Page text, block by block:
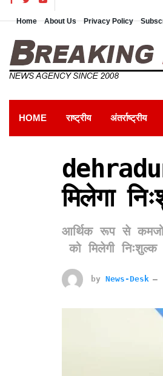
Home About Us Privacy Policy
HOME राष्ट्रीय अंतर्राष्ट्रीय
मिलेगा
आर्थिक रूप से
को मिलेगी निःशुल्क
by News-Desk